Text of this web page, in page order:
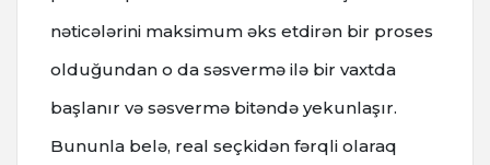
nəticələrini maksimum əks etdirən bir proses
olduğundan o da səsvermə ilə bir vaxtda
başlanır və səsvermə bitəndə yekunlaşır.
Bununla belə, real seçkidən fərqli olaraq